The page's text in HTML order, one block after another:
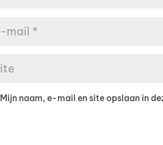
Mijn naam, e-mail en site opslaan in